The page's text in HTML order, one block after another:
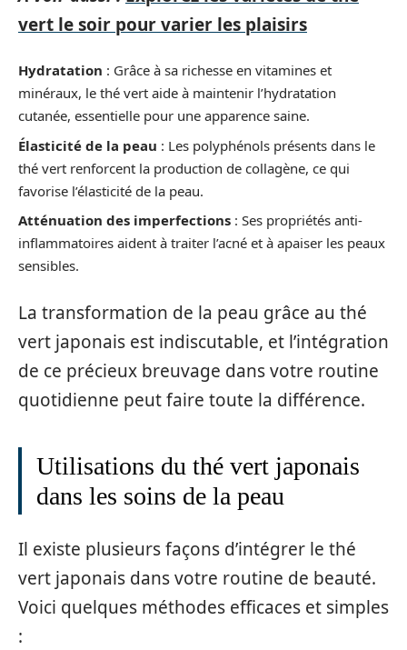
vert le soir pour varier les plaisirs
Hydratation : Grâce à sa richesse en vitamines et
minéraux, le thé vert aide à maintenir l’hydratation
cutanée, essentielle pour une apparence saine.
Élasticité de la peau : Les polyphénols présents dans le
thé vert renforcent la production de collagène, ce qui
favorise l’élasticité de la peau.
Atténuation des imperfections : Ses propriétés anti-
inflammatoires aident à traiter l’acné et à apaiser les peaux
sensibles.
La transformation de la peau grâce au thé
vert japonais est indiscutable, et l’intégration
de ce précieux breuvage dans votre routine
quotidienne peut faire toute la différence.
Utilisations du thé vert japonais
dans les soins de la peau
Il existe plusieurs façons d’intégrer le thé
vert japonais dans votre routine de beauté.
Voici quelques méthodes efficaces et simples
: